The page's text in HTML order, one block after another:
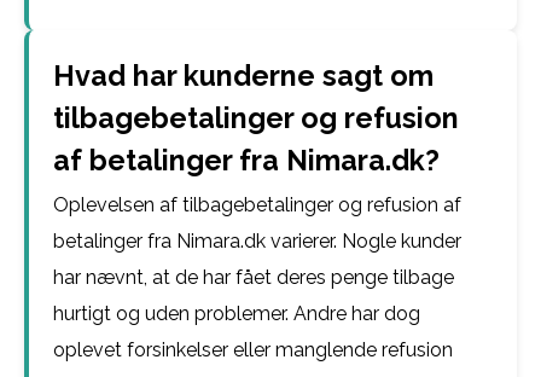
Hvad har kunderne sagt om
tilbagebetalinger og refusion
af betalinger fra Nimara.dk?
Oplevelsen af tilbagebetalinger og refusion af
betalinger fra Nimara.dk varierer. Nogle kunder
har nævnt, at de har fået deres penge tilbage
hurtigt og uden problemer. Andre har dog
oplevet forsinkelser eller manglende refusion